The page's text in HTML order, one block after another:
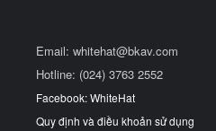
Email: whitehat@bkav.com
Hotline: (024) 3763 2552
Facebook: WhiteHat
Quy định và điều khoản sử dụng